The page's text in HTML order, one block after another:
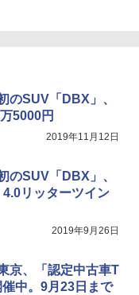
のSUV「DBX」、
5000円
2019年11月12日
のSUV「DBX」、
リッターツイン
2019年9月26日
京、「認定中古車T
中。9月23日まで